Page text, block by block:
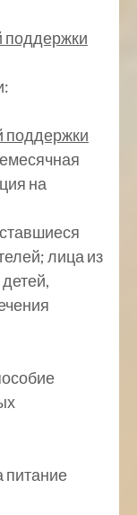
поддержки
поддержки
на
лица из
питание